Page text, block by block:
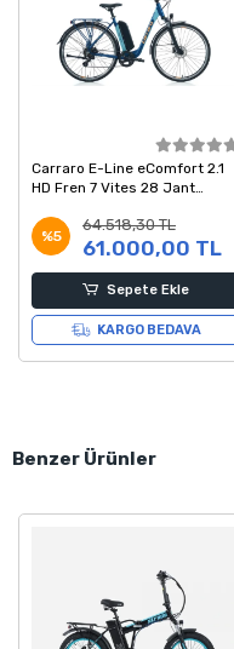
Carraro E-Line eComfort 2.1
HD Fren 7 Vites 28 Jant
Navy Mavi 52 Kadro
%5
64.518,30 TL
61.000,00 TL
Sepete Ekle
KARGO BEDAVA
Benzer Ürünler